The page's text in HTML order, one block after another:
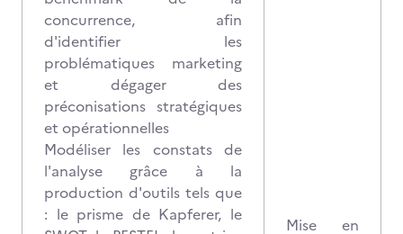
concurrence, afin
d'identifier les
problématiques marketing
et dégager des
préconisations stratégiques
et opérationnelles
Modéliser les constats de
l'analyse grâce à la
production d'outils tels que
: le prisme de Kapferer, le
Mise en